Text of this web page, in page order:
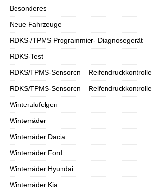
Besonderes
Neue Fahrzeuge
RDKS-/TPMS Programmier- Diagnosegerät
RDKS-Test
RDKS/TPMS-Sensoren – Reifendruckkontrolle
RDKS/TPMS-Sensoren – Reifendruckkontrolle
Winteralufelgen
Winterräder
Winterräder Dacia
Winterräder Ford
Winterräder Hyundai
Winterräder Kia